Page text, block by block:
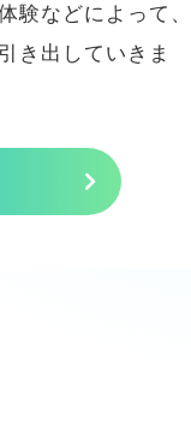
験などによって、
き出していきま